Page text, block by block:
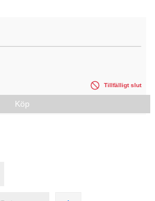
Tillfälligt slut
Köp